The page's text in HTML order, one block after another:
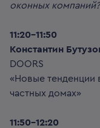
оконных
11:20-11:50
Константин
DOORS
«Новые тенденции
частных домах»
11:50-12:20